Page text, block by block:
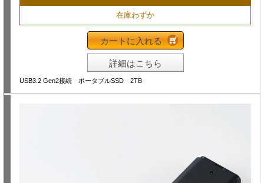
在庫わずか
カートに入れる
詳細はこちら
USB3.2 Gen2接続 ポータブルSSD 2TB